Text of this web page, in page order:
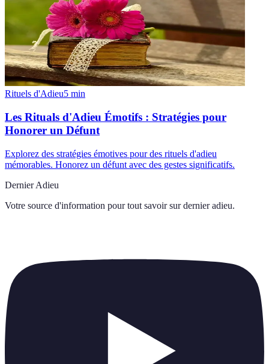
Rituels d'Adieu5 min
Les Rituals d'Adieu Émotifs : Stratégies pour
Honorer un Défunt
Explorez des stratégies émotives pour des rituels d'adieu
mémorables. Honorez un défunt avec des gestes significatifs.
Dernier Adieu
Votre source d'information pour tout savoir sur dernier adieu.